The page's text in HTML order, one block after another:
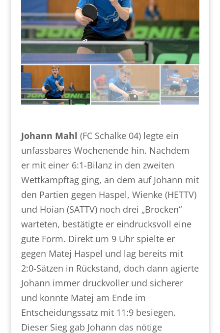
Johann Mahl (FC Schalke 04) legte ein
unfassbares Wochenende hin. Nachdem
er mit einer 6:1-Bilanz in den zweiten
Wettkampftag ging, an dem auf Johann mit
den Partien gegen Haspel, Wienke (HETTV)
und Hoian (SATTV) noch drei „Brocken“
warteten, bestätigte er eindrucksvoll eine
gute Form. Direkt um 9 Uhr spielte er
gegen Matej Haspel und lag bereits mit
2:0-Sätzen in Rückstand, doch dann agierte
Johann immer druckvoller und sicherer
und konnte Matej am Ende im
Entscheidungssatz mit 11:9 besiegen.
Dieser Sieg gab Johann das nötige